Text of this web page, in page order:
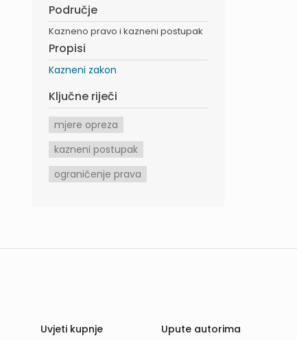
Područje
Kazneno pravo i kazneni postupak
Propisi
Kazneni zakon
Ključne riječi
mjere opreza
kazneni postupak
ograničenje prava
Uvjeti kupnje Upute autorima